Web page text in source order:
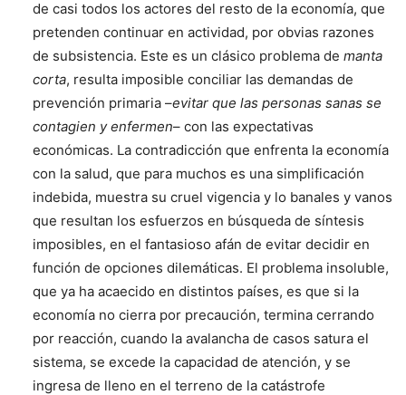
de casi todos los actores del resto de la economía, que
pretenden continuar en actividad, por obvias razones
de subsistencia. Este es un clásico problema de manta
corta, resulta imposible conciliar las demandas de
prevención primaria –evitar que las personas sanas se
contagien y enfermen– con las expectativas
económicas. La contradicción que enfrenta la economía
con la salud, que para muchos es una simplificación
indebida, muestra su cruel vigencia y lo banales y vanos
que resultan los esfuerzos en búsqueda de síntesis
imposibles, en el fantasioso afán de evitar decidir en
función de opciones dilemáticas. El problema insoluble,
que ya ha acaecido en distintos países, es que si la
economía no cierra por precaución, termina cerrando
por reacción, cuando la avalancha de casos satura el
sistema, se excede la capacidad de atención, y se
ingresa de lleno en el terreno de la catástrofe